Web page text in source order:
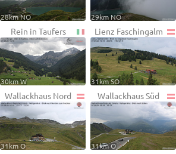
28km NO 29km NO
Rein in Taufers
30km W
Lienz Faschingalm
31km SO
Wallackhaus Nord
31km O
Wallackhaus Süd
31km O